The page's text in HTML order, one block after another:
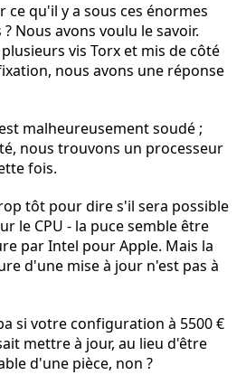
ce qu'il y a sous ces énormes
Nous avons voulu le savoir.
vis Torx et mis de côté
nous avons une réponse
malheureusement soudé ;
nous trouvons un processeur
fois.
tôt pour dire s'il sera possible
le CPU - la puce semble être
par Intel pour Apple. Mais la
d'une mise à jour n'est pas à
si votre configuration à 5500 €
mettre à jour, au lieu d'être
d'une pièce, non ?